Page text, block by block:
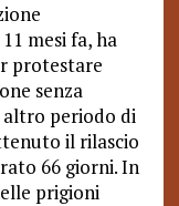
mesi fa, ha
protestare
senza
altro periodo di
il rilascio
66 giorni. In
prigioni